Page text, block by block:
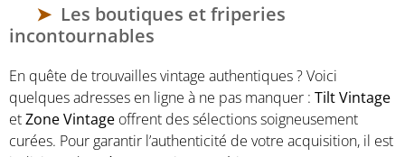
Les boutiques et friperies
incontournables
En quête de trouvailles vintage authentiques ? Voici
quelques adresses en ligne à ne pas manquer : Tilt Vintage
etZone Vintage offrent des sélections soigneusement
curées. Pour garantir l’authenticité de votre acquisition, il est